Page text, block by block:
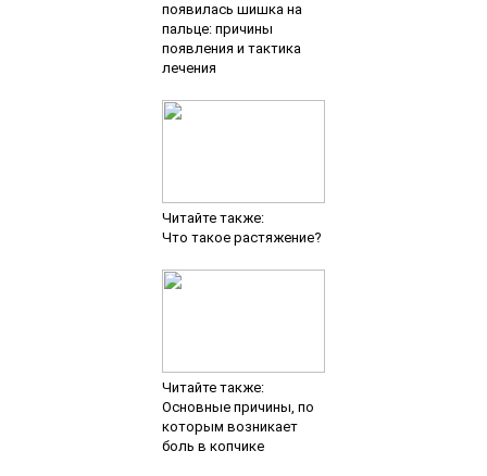
появилась шишка на
пальце: причины
появления и тактика
лечения
Читайте также:
Что такое растяжение?
Читайте также:
Основные причины, по
которым возникает
боль в копчике